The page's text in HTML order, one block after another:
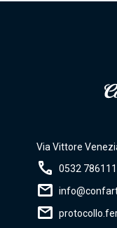
Via Vittore
call 0532 786111
mail
mail